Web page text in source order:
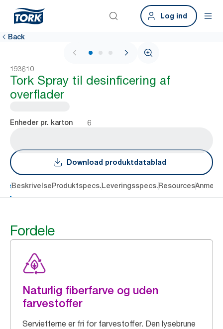
Log ind
Back
1 / 3
193610
Tork Spray til desinficering af
overflader
Enheder pr. karton 6
Download produktdatablad
BeskrivelseProduktspecs.Leveringsspecs.Resources
Fordele
Naturlig fiberfarve og uden
farvestoffer
Servietterne er fri for farvestoffer. Den lysebrune